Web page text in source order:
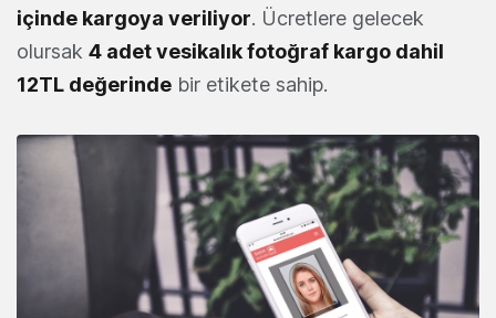
içinde kargoya veriliyor. Ücretlere gelecek
olursak 4 adet vesikalık fotoğraf kargo dahil
12TL değerinde bir etikete sahip.